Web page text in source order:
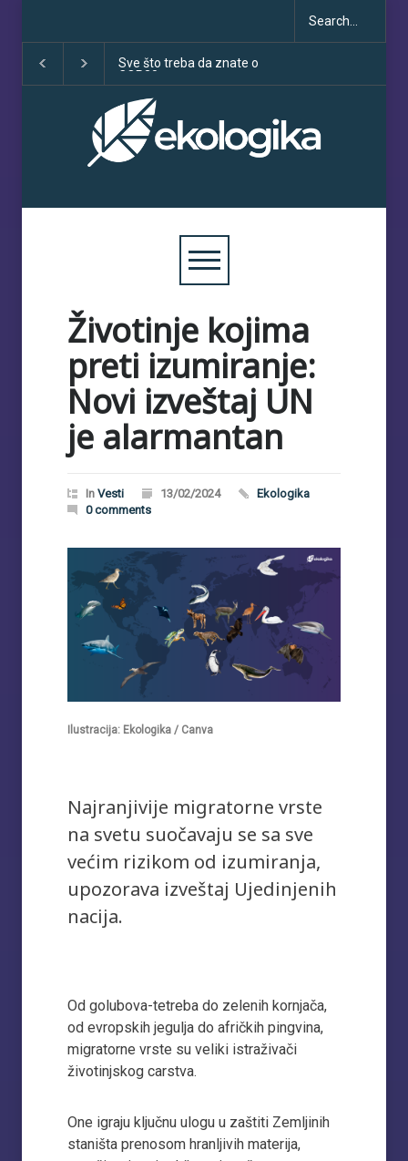
Sve što treba da znate o
COP30
Životinje kojima
preti izumiranje:
Novi izveštaj UN
je alarmantan
In Vesti 13/02/2024
Ekologika
0 comments
Ilustracija: Ekologika / Canva
Najranjivije migratorne vrste
na svetu suočavaju se sa sve
većim rizikom od izumiranja,
upozorava izveštaj Ujedinjenih
nacija.
Od golubova-tetreba do zelenih kornjača,
od evropskih jegulja do afričkih pingvina,
migratorne vrste su veliki istraživači
životinjskog carstva.
One igraju ključnu ulogu u zaštiti Zemljinih
staništa prenosom hranljivih materija,